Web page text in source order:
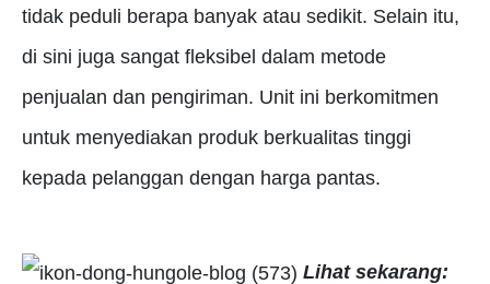
tidak peduli berapa banyak atau sedikit. Selain itu,
di sini juga sangat fleksibel dalam metode
penjualan dan pengiriman. Unit ini berkomitmen
untuk menyediakan produk berkualitas tinggi
kepada pelanggan dengan harga pantas.
Lihat sekarang: